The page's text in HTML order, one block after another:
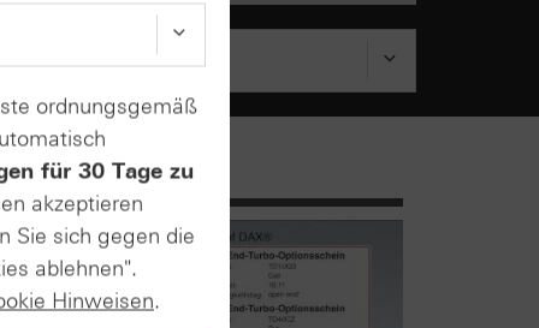
ordnungsgemäß
für 30 Tage zu
akzeptieren
Sie sich gegen die
ablehnen".
Hinweisen.